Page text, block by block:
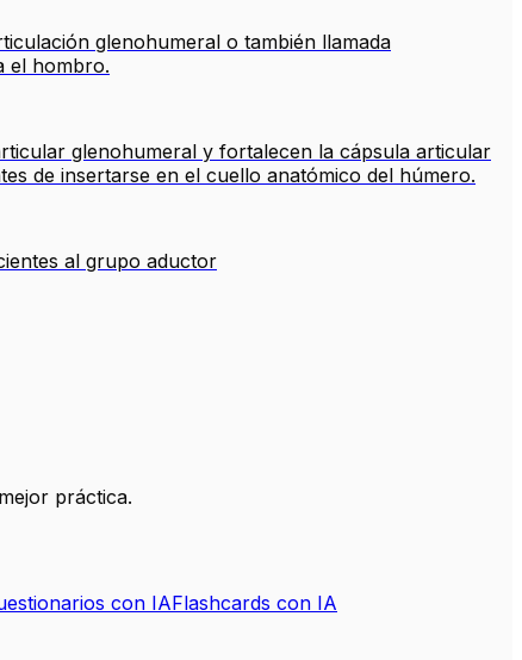
glenohumeral o también llamada
el hombro.
glenohumeral y fortalecen la cápsula articular
de insertarse en el cuello anatómico del húmero.
al grupo aductor
práctica.
con IAFlashcards con IA